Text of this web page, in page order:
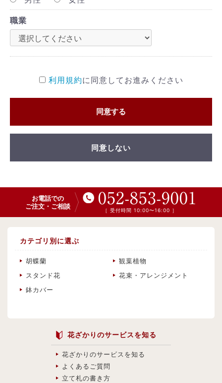
職業
利用規約に同意してお進みください
同意する
同意しない
お電話での
ご注文・ご相談
052-853-9001
［ 受付時間 10:00〜16:00 ］
カテゴリ別に選ぶ
胡蝶蘭
観葉植物
スタンド花
花束・アレンジメント
鉢カバー
花ざかりのサービスを知る
花ざかりのサービスを知る
よくあるご質問
立て札の書き方